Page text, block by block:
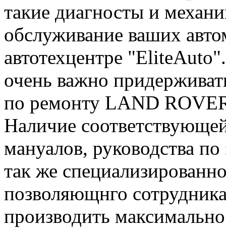
такие диагносты и
обслуживание ваших
автотехцентре
очень важно
по ремонту LAND
Наличие
мануалов, руководства
так же
позволяющнго
производить